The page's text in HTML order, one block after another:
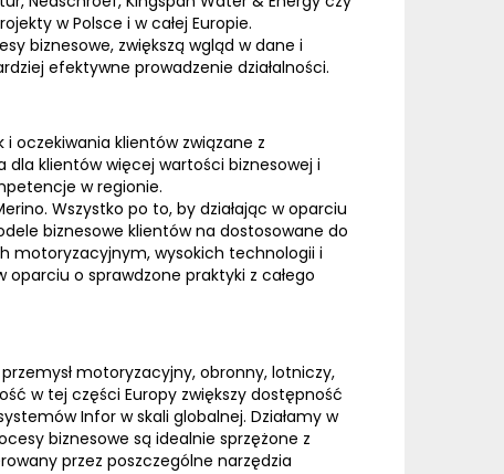
w Polsce i w całej Europie.
biznesowe, zwiększą wgląd w dane i
efektywne prowadzenie działalności.
oczekiwania klientów związane z
klientów więcej wartości biznesowej i
w regionie.
Wszystko po to, by działając w oparciu
biznesowe klientów na dostosowane do
motoryzacyjnym, wysokich technologii i
o sprawdzone praktyki z całego
motoryzacyjny, obronny, lotniczy,
w tej części Europy zwiększy dostępność
Infor w skali globalnej. Działamy w
biznesowe są idealnie sprzężone z
przez poszczególne narzędzia